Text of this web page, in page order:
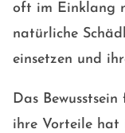
oft im Einklang
natürliche
einsetzen und
Das
ihre Vorteile hat